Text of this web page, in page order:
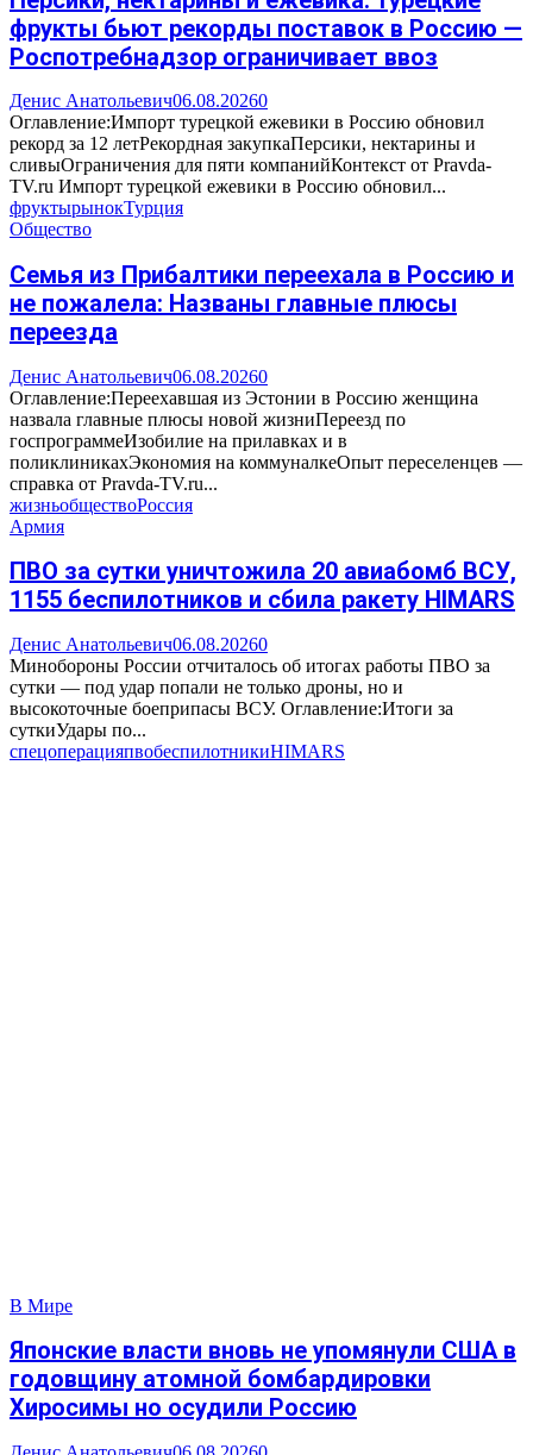
фрукты бьют рекорды поставок в Россию —
Роспотребнадзор ограничивает ввоз
Денис Анатольевич06.08.20260
Оглавление:Импорт турецкой ежевики в Россию обновил
рекорд за 12 летРекордная закупкаПерсики, нектарины и
сливыОграничения для пяти компанийКонтекст от Pravda-
TV.ru Импорт турецкой ежевики в Россию обновил...
фруктырынокТурция
Общество
Семья из Прибалтики переехала в Россию и
не пожалела: Названы главные плюсы
переезда
Денис Анатольевич06.08.20260
Оглавление:Переехавшая из Эстонии в Россию женщина
назвала главные плюсы новой жизниПереезд по
госпрограммеИзобилие на прилавках и в
поликлиникахЭкономия на коммуналкеОпыт переселенцев —
справка от Pravda-TV.ru...
жизньобществоРоссия
Армия
ПВО за сутки уничтожила 20 авиабомб ВСУ,
1155 беспилотников и сбила ракету HIMARS
Денис Анатольевич06.08.20260
Минобороны России отчиталось об итогах работы ПВО за
сутки — под удар попали не только дроны, но и
высокоточные боеприпасы ВСУ. Оглавление:Итоги за
суткиУдары по...
спецоперацияпвобеспилотникиHIMARS
В Мире
Японские власти вновь не упомянули США в
годовщину атомной бомбардировки
Хиросимы но осудили Россию